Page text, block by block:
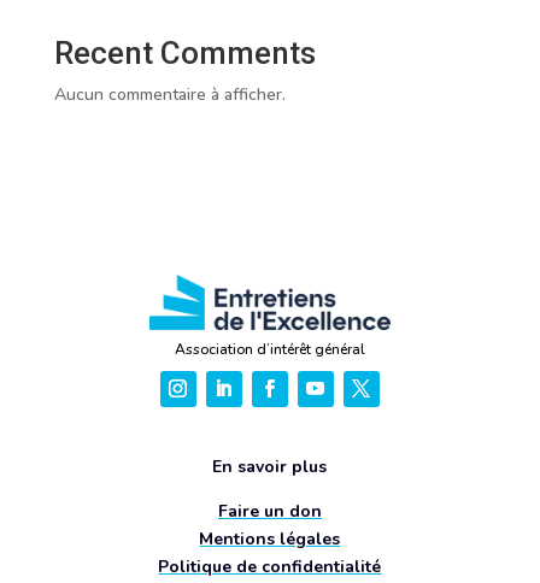
Recent Comments
Aucun commentaire à afficher.
Association d’intérêt général
En savoir plus
Faire un don
Mentions légales
Politique de confidentialité